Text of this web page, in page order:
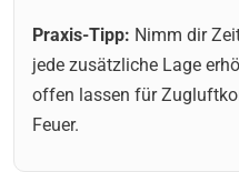
Praxis-Tipp: Nimm dir
jede zusätzliche Lage
offen lassen für
Feuer.